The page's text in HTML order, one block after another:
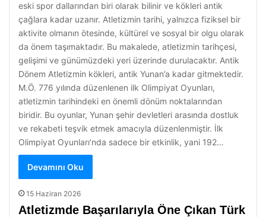
eski spor dallarından biri olarak bilinir ve kökleri antik
çağlara kadar uzanır. Atletizmin tarihi, yalnızca fiziksel bir
aktivite olmanın ötesinde, kültürel ve sosyal bir olgu olarak
da önem taşımaktadır. Bu makalede, atletizmin tarihçesi,
gelişimi ve günümüzdeki yeri üzerinde durulacaktır. Antik
Dönem Atletizmin kökleri, antik Yunan’a kadar gitmektedir.
M.Ö. 776 yılında düzenlenen ilk Olimpiyat Oyunları,
atletizmin tarihindeki en önemli dönüm noktalarından
biridir. Bu oyunlar, Yunan şehir devletleri arasında dostluk
ve rekabeti teşvik etmek amacıyla düzenlenmiştir. İlk
Olimpiyat Oyunları’nda sadece bir etkinlik, yani 192…
Devamını Oku
15 Haziran 2026
Atletizmde Başarılarıyla Öne Çıkan Türk